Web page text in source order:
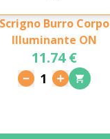
Scrigno Burro Corpo
Illuminante ON
11.74 €
1